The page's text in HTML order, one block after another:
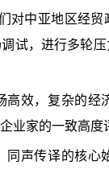
对中亚地区经
试，进行多轮
效，复杂的经
业家的一致高度
声传译的核心